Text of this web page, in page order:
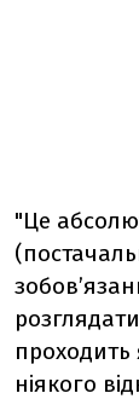
"Це
проходить
ніякого